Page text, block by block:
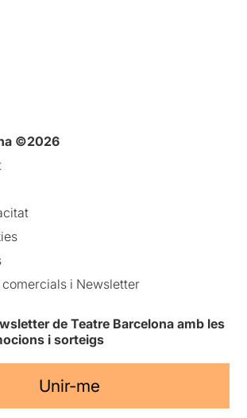
©2026
i Newsletter
de Teatre Barcelona amb les
i sorteigs
Unir-me